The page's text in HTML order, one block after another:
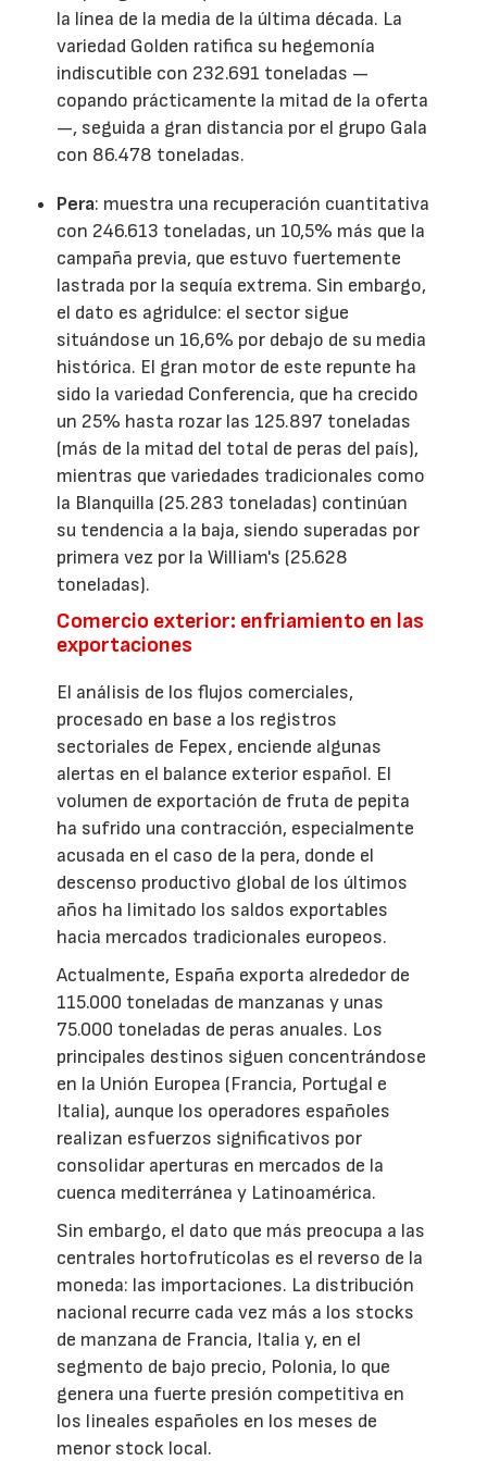
la línea de la media de la última década. La
variedad Golden ratifica su hegemonía
indiscutible con 232.691 toneladas —
copando prácticamente la mitad de la oferta
—, seguida a gran distancia por el grupo Gala
con 86.478 toneladas.
Pera: muestra una recuperación cuantitativa
con 246.613 toneladas, un 10,5% más que la
campaña previa, que estuvo fuertemente
lastrada por la sequía extrema. Sin embargo,
el dato es agridulce: el sector sigue
situándose un 16,6% por debajo de su media
histórica. El gran motor de este repunte ha
sido la variedad Conferencia, que ha crecido
un 25% hasta rozar las 125.897 toneladas
(más de la mitad del total de peras del país),
mientras que variedades tradicionales como
la Blanquilla (25.283 toneladas) continúan
su tendencia a la baja, siendo superadas por
primera vez por la William's (25.628
toneladas).
Comercio exterior: enfriamiento en las
exportaciones
El análisis de los flujos comerciales,
procesado en base a los registros
sectoriales de Fepex, enciende algunas
alertas en el balance exterior español. El
volumen de exportación de fruta de pepita
ha sufrido una contracción, especialmente
acusada en el caso de la pera, donde el
descenso productivo global de los últimos
años ha limitado los saldos exportables
hacia mercados tradicionales europeos.
Actualmente, España exporta alrededor de
115.000 toneladas de manzanas y unas
75.000 toneladas de peras anuales. Los
principales destinos siguen concentrándose
en la Unión Europea (Francia, Portugal e
Italia), aunque los operadores españoles
realizan esfuerzos significativos por
consolidar aperturas en mercados de la
cuenca mediterránea y Latinoamérica.
Sin embargo, el dato que más preocupa a las
centrales hortofrutícolas es el reverso de la
moneda: las importaciones. La distribución
nacional recurre cada vez más a los stocks
de manzana de Francia, Italia y, en el
segmento de bajo precio, Polonia, lo que
genera una fuerte presión competitiva en
los lineales españoles en los meses de
menor stock local.